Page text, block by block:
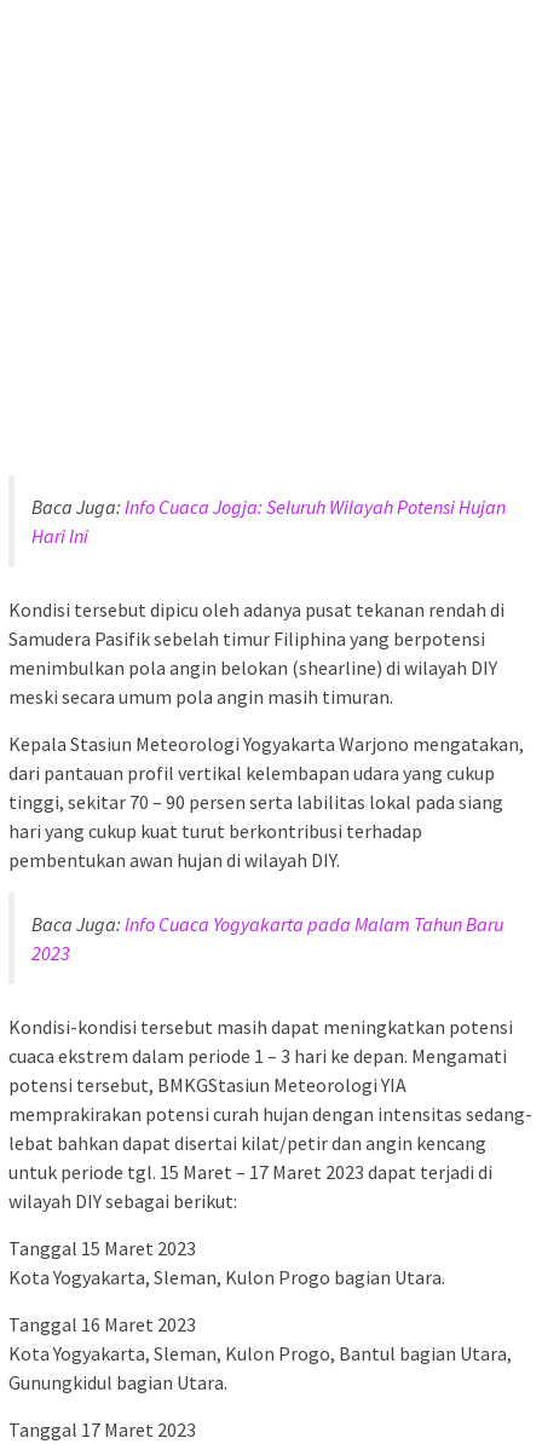
Baca Juga: Info Cuaca Jogja: Seluruh Wilayah Potensi Hujan
Hari Ini
Kondisi tersebut dipicu oleh adanya pusat tekanan rendah di
Samudera Pasifik sebelah timur Filiphina yang berpotensi
menimbulkan pola angin belokan (shearline) di wilayah DIY
meski secara umum pola angin masih timuran.
Kepala Stasiun Meteorologi Yogyakarta Warjono mengatakan,
dari pantauan profil vertikal kelembapan udara yang cukup
tinggi, sekitar 70 – 90 persen serta labilitas lokal pada siang
hari yang cukup kuat turut berkontribusi terhadap
pembentukan awan hujan di wilayah DIY.
Baca Juga: Info Cuaca Yogyakarta pada Malam Tahun Baru
2023
Kondisi-kondisi tersebut masih dapat meningkatkan potensi
cuaca ekstrem dalam periode 1 – 3 hari ke depan. Mengamati
potensi tersebut, BMKGStasiun Meteorologi YIA
memprakirakan potensi curah hujan dengan intensitas sedang-
lebat bahkan dapat disertai kilat/petir dan angin kencang
untuk periode tgl. 15 Maret – 17 Maret 2023 dapat terjadi di
wilayah DIY sebagai berikut:
Tanggal 15 Maret 2023
Kota Yogyakarta, Sleman, Kulon Progo bagian Utara.
Tanggal 16 Maret 2023
Kota Yogyakarta, Sleman, Kulon Progo, Bantul bagian Utara,
Gunungkidul bagian Utara.
Tanggal 17 Maret 2023